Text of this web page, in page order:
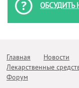
ОБСУДИТЬ
Главная Новости
Лекарственные
Форум